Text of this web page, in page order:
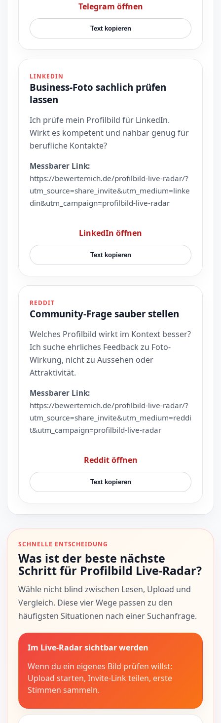
Telegram öffnen
Text kopieren
LINKEDIN
Business-Foto sachlich prüfen
lassen
Ich prüfe mein Profilbild für LinkedIn.
Wirkt es kompetent und nahbar genug für
berufliche Kontakte?
Messbarer Link:
https://bewertemich.de/profilbild-live-radar/?
utm_source=share_invite&utm_medium=linke
din&utm_campaign=profilbild-live-radar
LinkedIn öffnen
Text kopieren
REDDIT
Community-Frage sauber stellen
Welches Profilbild wirkt im Kontext besser?
Ich suche ehrliches Feedback zu Foto-
Wirkung, nicht zu Aussehen oder
Attraktivität.
Messbarer Link:
https://bewertemich.de/profilbild-live-radar/?
utm_source=share_invite&utm_medium=reddi
t&utm_campaign=profilbild-live-radar
Reddit öffnen
Text kopieren
SCHNELLE ENTSCHEIDUNG
Was ist der beste nächste
Schritt für Profilbild Live-Radar?
Wähle nicht blind zwischen Lesen, Upload und
Vergleich. Diese vier Wege passen zu den
häufigsten Situationen nach einer Suchanfrage.
Im Live-Radar sichtbar werden
Wenn du ein eigenes Bild prüfen willst:
Upload starten, Invite-Link teilen, erste
Stimmen sammeln.